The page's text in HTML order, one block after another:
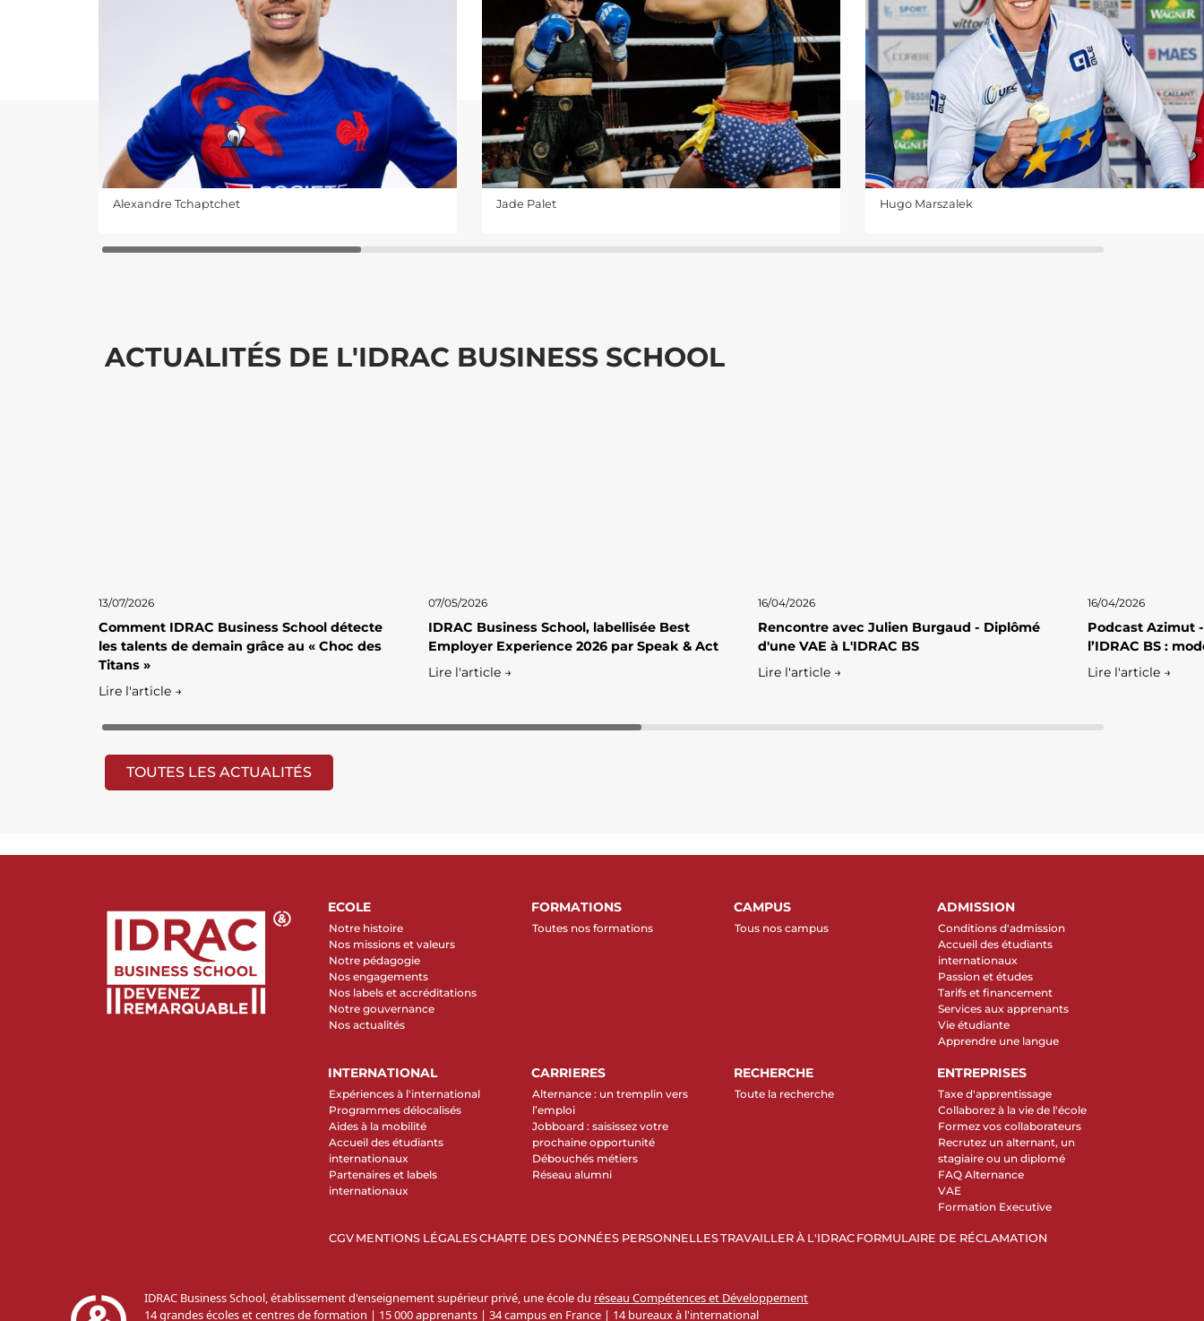
Alexandre Tchaptchet Jade Palet Hugo Marszalek
ACTUALITÉS DE L'IDRAC BUSINESS SCHOOL
13/07/2026
Comment IDRAC Business School détecte
les talents de demain grâce au « Choc des
Titans »
Lire l'article →
07/05/2026
IDRAC Business School, labellisée Best
Employer Experience 2026 par Speak & Act
Lire l'article →
16/04/2026
Rencontre avec Julien Burgaud - Diplômé
d'une VAE à L'IDRAC BS
Lire l'article →
16/04/2026
Podcast Azimut
l’IDRAC BS :
Lire l'article →
TOUTES LES ACTUALITÉS
ECOLE
Notre histoire
Nos missions et valeurs
Notre pédagogie
Nos engagements
Nos labels et accréditations
Notre gouvernance
Nos actualités
FORMATIONS
Toutes nos formations
CAMPUS
Tous nos campus
ADMISSION
Conditions d'admission
Accueil des étudiants
internationaux
Passion et études
Tarifs et financement
Services aux apprenants
Vie étudiante
Apprendre une langue
INTERNATIONAL
Expériences à l'international
Programmes délocalisés
Aides à la mobilité
Accueil des étudiants
internationaux
Partenaires et labels
internationaux
CARRIERES
Alternance : un tremplin vers
l’emploi
Jobboard : saisissez votre
prochaine opportunité
Débouchés métiers
Réseau alumni
RECHERCHE
Toute la recherche
ENTREPRISES
Taxe d'apprentissage
Collaborez à la vie de l'école
Formez vos collaborateurs
Recrutez un alternant, un
stagiaire ou un diplomé
FAQ Alternance
VAE
Formation Executive
CGV MENTIONS LÉGALESCHARTE DES DONNÉES PERSONNELLESTRAVAILLER À L'IDRAC FORMULAIRE DE RÉCLAMATION